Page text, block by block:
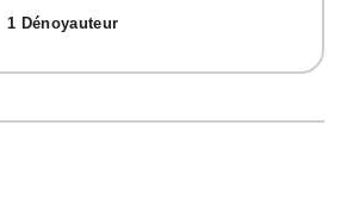
1 Dénoyauteur